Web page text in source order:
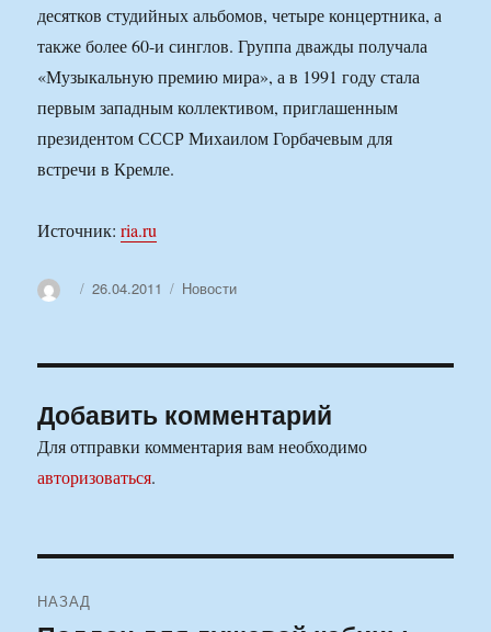
десятков студийных альбомов, четыре концертника, а
также более 60-и синглов. Группа дважды получала
«Музыкальную премию мира», а в 1991 году стала
первым западным коллективом, приглашенным
президентом СССР Михаилом Горбачевым для
встречи в Кремле.
Источник:ria.ru
АвторОпубликовано
26.04.2011 Рубрики
Новости
Добавить комментарий
Для отправки комментария вам необходимо
авторизоваться.
НАЗАД